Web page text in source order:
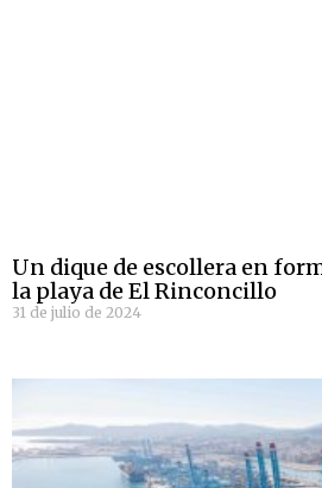
Un dique de escollera en
la playa de El Rinconcillo
31 de julio de 2024